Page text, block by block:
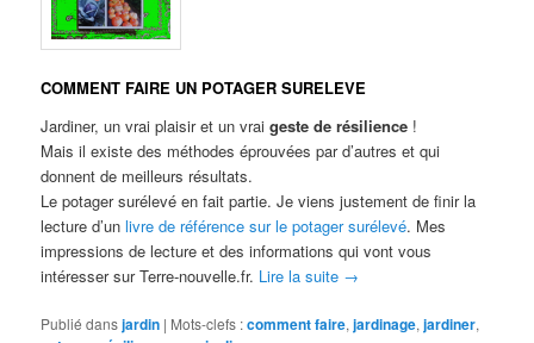
COMMENT FAIRE UN POTAGER SURELEVE
Jardiner, un vrai plaisir et un vraigeste de résilience !
Mais il existe des méthodes éprouvées par d’autres et qui
donnent de meilleurs résultats.
Le potager surélevé en fait partie. Je viens justement de finir la
lecture d’unlivre de référence sur le potager surélevé. Mes
impressions de lecture et des informations qui vont vous
intéresser sur Terre-nouvelle.fr. Lire la suite →
Publié dansjardin | Mots-clefs :comment faire,jardinage,jardiner,